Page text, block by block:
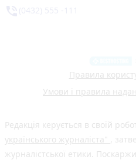
Правила
Умови і правила
Редакція керується в своїй
українського журналіста"
,
журналістської етики.